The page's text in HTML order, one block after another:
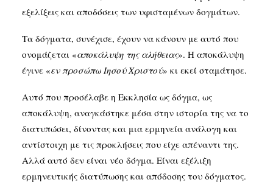
εξελίξεις και αποδόσεις των υφισταμένων δογμάτων.
Τα δόγματα, συνέχισε, έχουν να κάνουν με αυτό που
ονομάζεται «αποκάλυψη της αλήθειας». Η αποκάλυψη
έγινε «εν προσώπω Ιησού Χριστού» κι εκεί σταμάτησε.
Αυτό που προσέλαβε η Εκκλησία ως δόγμα, ως
αποκάλυψη, αναγκάστηκε μέσα στην ιστορία της να το
διατυπώσει, δίνοντας και μια ερμηνεία ανάλογη και
αντίστοιχη με τις προκλήσεις που είχε απέναντι της.
Αλλά αυτό δεν είναι νέο δόγμα. Είναι εξέλιξη
ερμηνευτικής διατύπωσης και απόδοσης του δόγματος.